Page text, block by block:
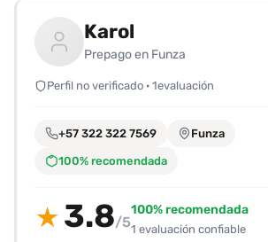
guardar
favoritas
para
fácilmente.
Karol
Prepago en Funza
Perfil no verificado · 1evaluación
+57 322 322 7569 Funza
100% recomendada
★ 3.8/5
100% recomendada
1 evaluación confiable